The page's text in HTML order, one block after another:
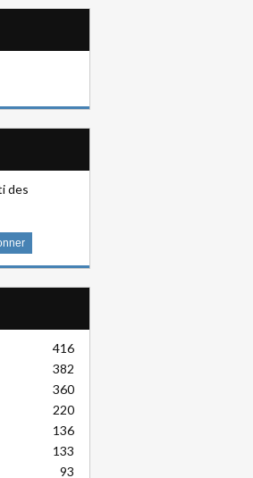
des
416
382
360
220
136
133
93